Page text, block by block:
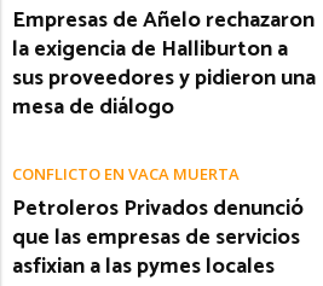
Empresas de Añelo rechazaron
la exigencia de Halliburton a
sus proveedores y pidieron una
mesa de diálogo
CONFLICTO EN VACA MUERTA
Petroleros Privados denunció
que las empresas de servicios
asfixian a las pymes locales